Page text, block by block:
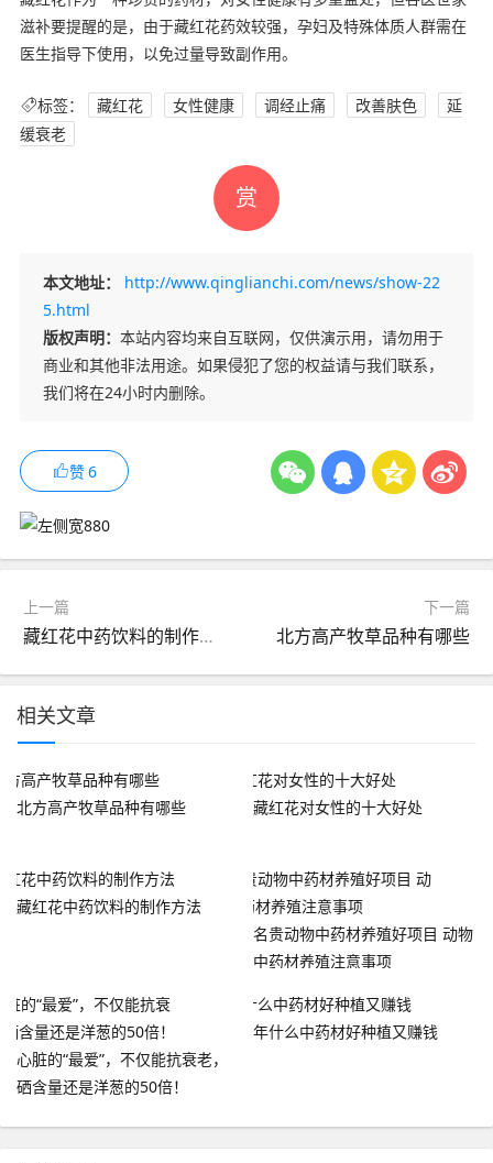
滋补要提醒的是，由于藏红花药效较强，孕妇及特殊体质人群需在
医生指导下使用，以免过量导致副作用。
标签： 藏红花 女性健康 调经止痛 改善肤色
延
缓衰老
赏
本文地址：
http://www.qinglianchi.com/news/show-22
5.html
版权声明： 本站内容均来自互联网，仅供演示用，请勿用于
商业和其他非法用途。如果侵犯了您的权益请与我们联系，
我们将在24小时内删除。
赞6
上一篇
藏红花中药饮料的制作方法
下一篇
北方高产牧草品种有哪些
相关文章
北方高产牧草品种有哪些 藏红花对女性的十大好处
藏红花中药饮料的制作方法
名贵动物中药材养殖好项目 动物
中药材养殖注意事项
心脏的“最爱”，不仅能抗衰老，
硒含量还是洋葱的50倍！
年什么中药材好种植又赚钱